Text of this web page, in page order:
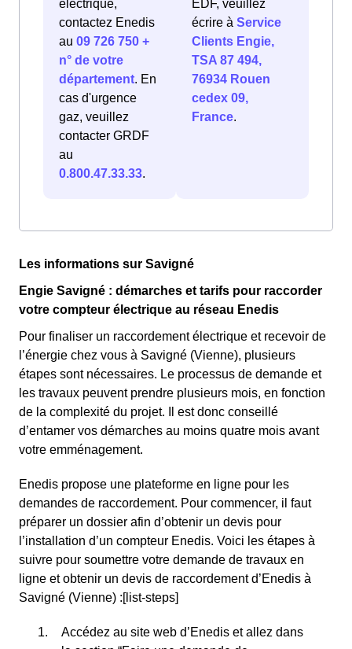
électrique,
contactez Enedis
au 09 726 750 +
n° de votre
département. En
cas d'urgence
gaz, veuillez
contacter GRDF
au
0.800.47.33.33.
EDF, veuillez
écrire à Service
Clients Engie,
TSA 87 494,
76934 Rouen
cedex 09,
France.
Les informations sur Savigné
Engie Savigné : démarches et tarifs pour raccorder
votre compteur électrique au réseau Enedis
Pour finaliser un raccordement électrique et recevoir de
l’énergie chez vous à Savigné (Vienne), plusieurs
étapes sont nécessaires. Le processus de demande et
les travaux peuvent prendre plusieurs mois, en fonction
de la complexité du projet. Il est donc conseillé
d’entamer vos démarches au moins quatre mois avant
votre emménagement.
Enedis propose une plateforme en ligne pour les
demandes de raccordement. Pour commencer, il faut
préparer un dossier afin d’obtenir un devis pour
l’installation d’un compteur Enedis. Voici les étapes à
suivre pour soumettre votre demande de travaux en
ligne et obtenir un devis de raccordement d’Enedis à
Savigné (Vienne) :[list-steps]
Accédez au site web d’Enedis et allez dans